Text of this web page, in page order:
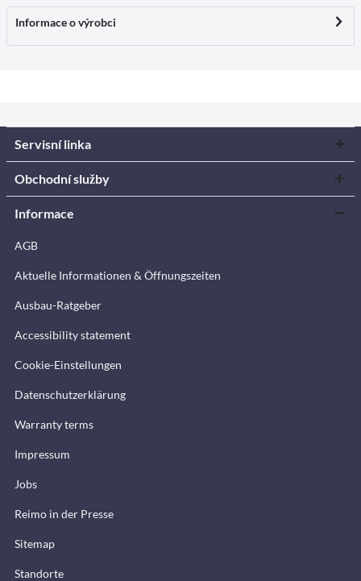
Informace o výrobci
Servisní linka
Obchodní služby
Informace
AGB
Aktuelle Informationen & Öffnungszeiten
Ausbau-Ratgeber
Accessibility statement
Cookie-Einstellungen
Datenschutzerklärung
Warranty terms
Impressum
Jobs
Reimo in der Presse
Sitemap
Standorte